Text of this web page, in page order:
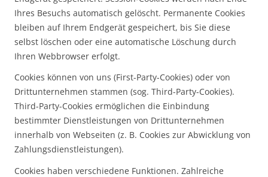
Ihres Besuchs automatisch gelöscht. Permanente Cookies
bleiben auf Ihrem Endgerät gespeichert, bis Sie diese
selbst löschen oder eine automatische Löschung durch
Ihren Webbrowser erfolgt.
Cookies können von uns (First-Party-Cookies) oder von
Drittunternehmen stammen (sog. Third-Party-Cookies).
Third-Party-Cookies ermöglichen die Einbindung
bestimmter Dienstleistungen von Drittunternehmen
innerhalb von Webseiten (z. B. Cookies zur Abwicklung von
Zahlungsdienstleistungen).
Cookies haben verschiedene Funktionen. Zahlreiche